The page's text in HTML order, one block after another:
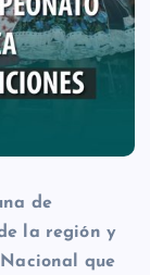
de
la región y
que